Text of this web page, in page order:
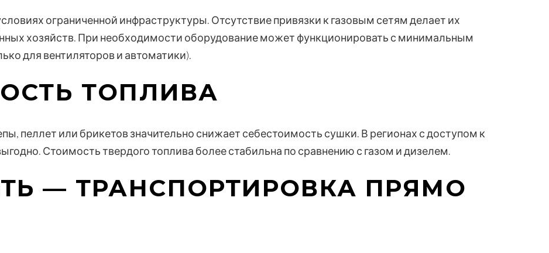
ограниченной инфраструктуры. Отсутствие привязки к газовым сетям делает их
хозяйств. При необходимости оборудование может функционировать с минимальным
для вентиляторов и автоматики).
ТОПЛИВА
пеллет или брикетов значительно снижает себестоимость сушки. В регионах с доступом к
Стоимость твердого топлива более стабильна по сравнению с газом и дизелем.
— ТРАНСПОРТИРОВКА ПРЯМО